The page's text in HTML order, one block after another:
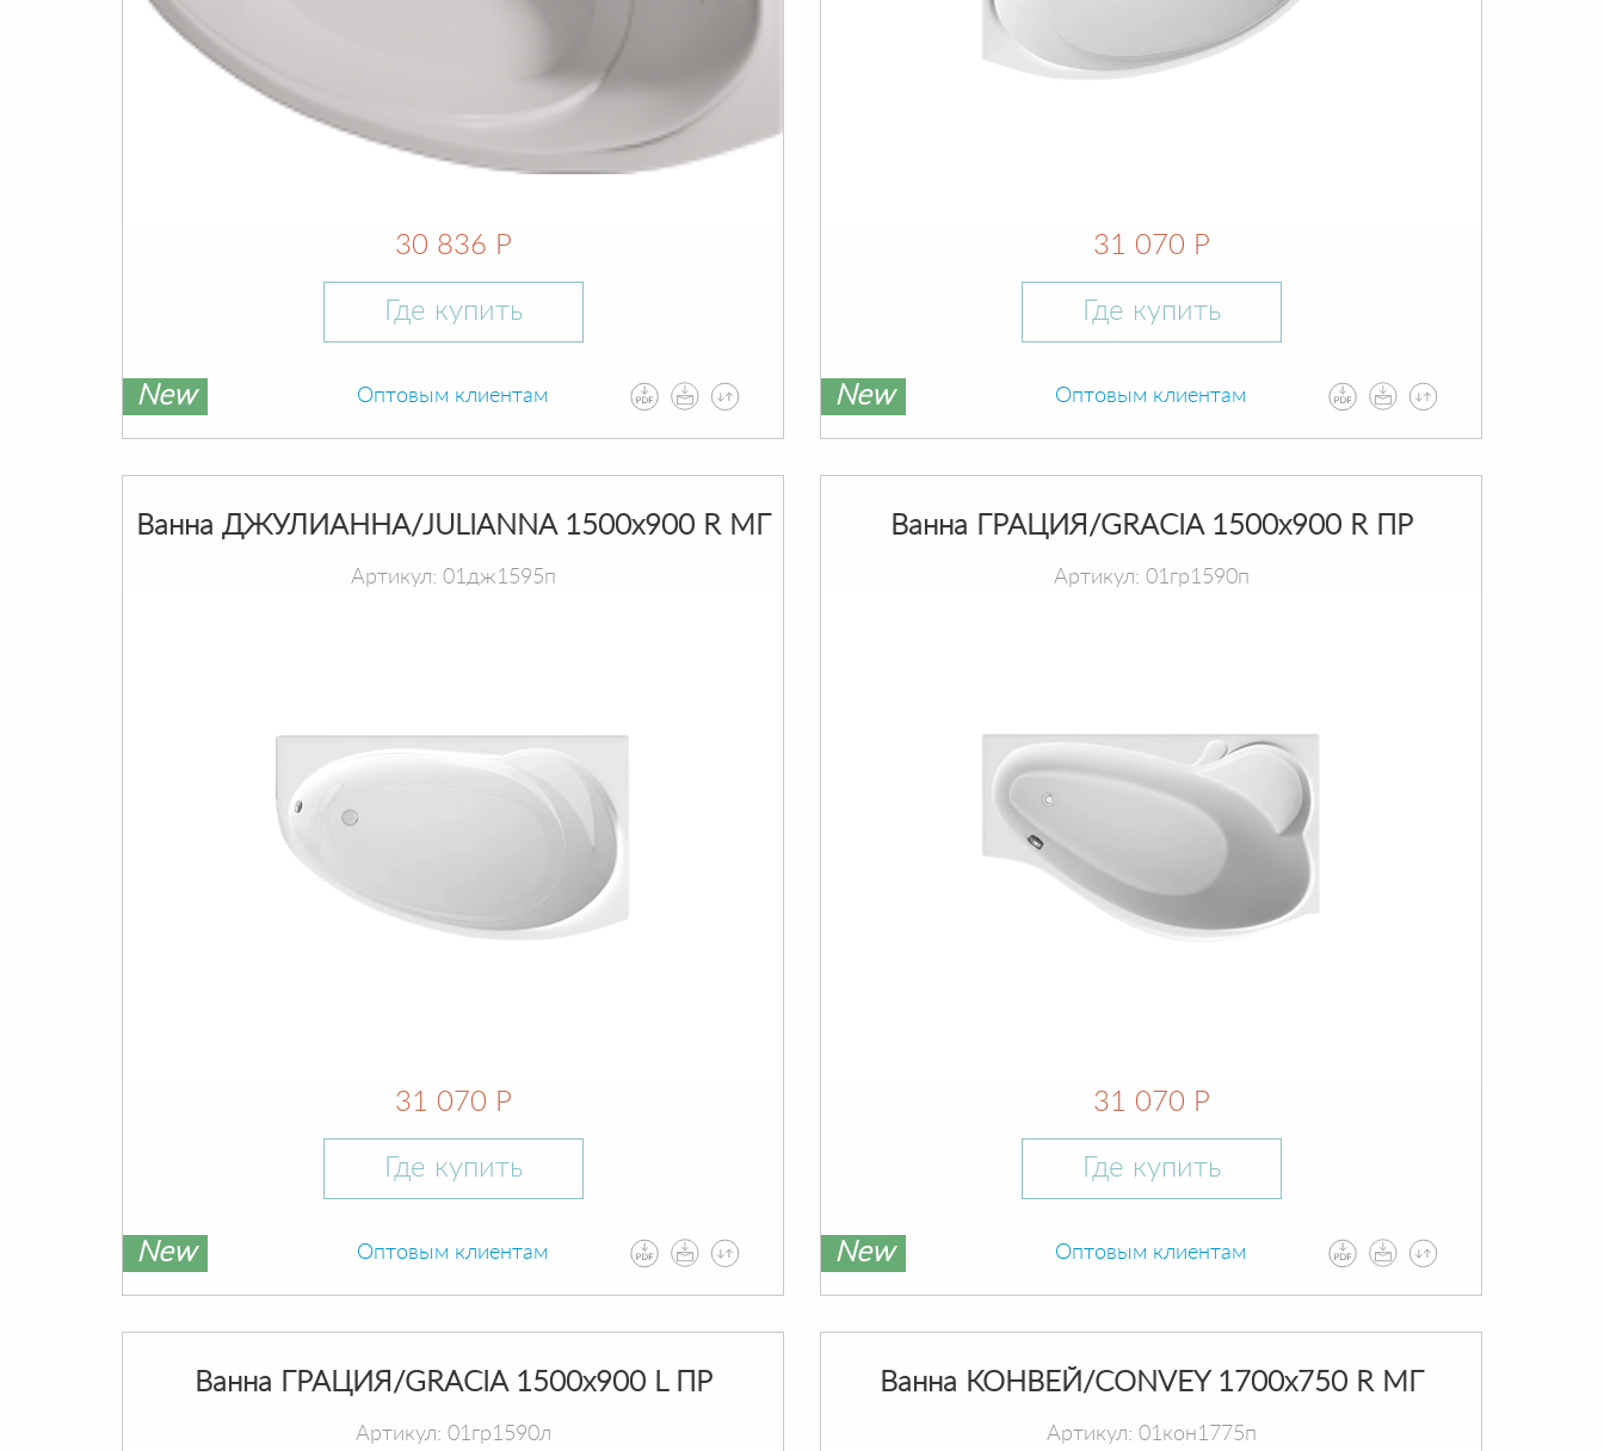
30 836 Р
Где купить
New Оптовым клиентам
31 070 Р
Где купить
New Оптовым клиентам
Ванна ДЖУЛИАННА/JULIANNA 1500х900 R МГ
Артикул: 01дж1595п
31 070 Р
Где купить
New Оптовым клиентам
Ванна ГРАЦИЯ/GRACIA 1500х900 R ПР
Артикул: 01гр1590п
31 070 Р
Где купить
New Оптовым клиентам
Ванна ГРАЦИЯ/GRACIA 1500х900 L ПР
Артикул: 01гр1590л
Ванна КОНВЕЙ/CONVEY 1700х750 R МГ
Артикул: 01кон1775п